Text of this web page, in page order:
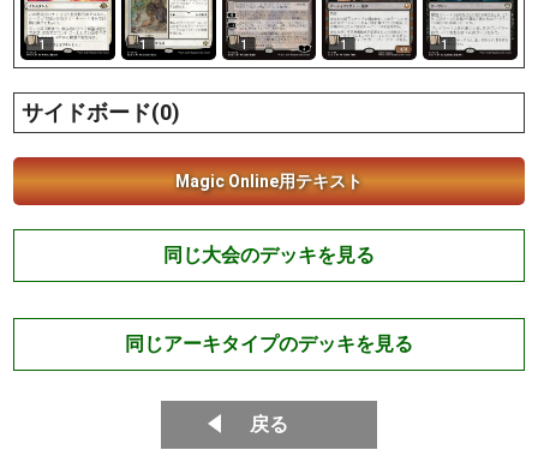
1 1 1 1 1
サイドボード(0)
Magic Online用テキスト
同じ大会のデッキを見る
同じアーキタイプのデッキを見る
戻る